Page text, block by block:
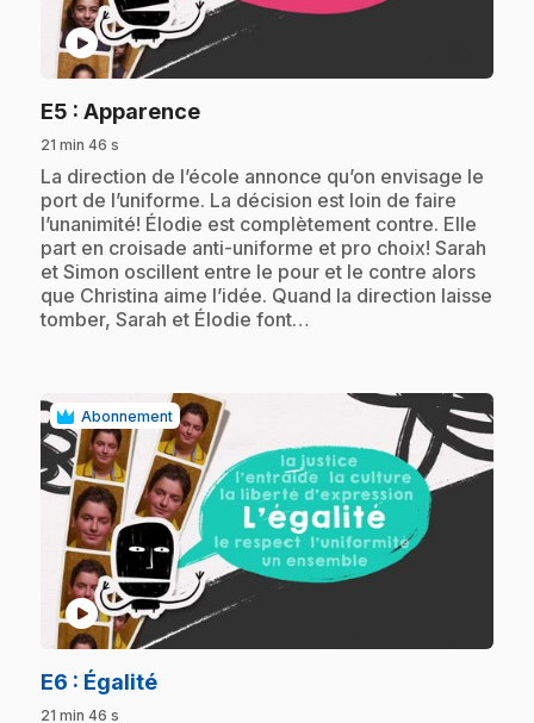
play_circle
E5 : Apparence.
21 min 46 s
.La direction de l’école annonce qu’on envisage le
port de l’uniforme. La décision est loin de faire
l’unanimité! Élodie est complètement contre. Elle
part en croisade anti-uniforme et pro choix! Sarah
et Simon oscillent entre le pour et le contre alors
que Christina aime l’idée. Quand la direction laisse
tomber, Sarah et Élodie font…
Abonnement
play_circle
E6 : Égalité.
21 min 46 s